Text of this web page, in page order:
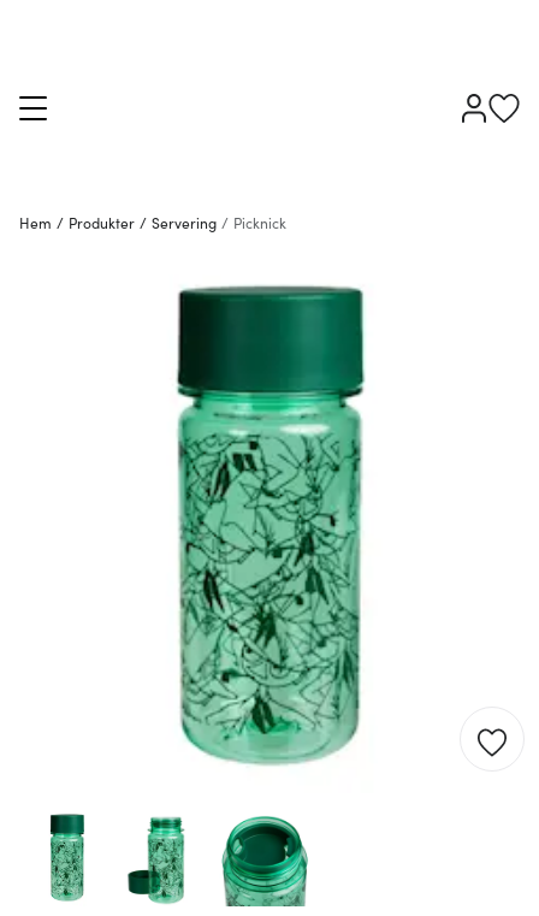
Hem / Produkter / Servering / Picknick